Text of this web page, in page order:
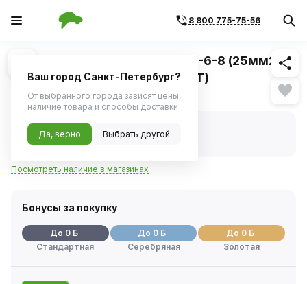
8 800 775-75-56
1/1 Похожие
Клемма под болт М6 ТМЛ 25-6-8 (25мм2 -
F6мм) ГОСТ 7386-80 (REXANT)
Нет в наличии
Нет в наличии
Код товара:227681
Артикул:075312
Посмотреть наличие в магазинах
Бонусы за покупку
До 0 Б
Стандартная
До 0 Б
Серебряная
До 0 Б
Золотая
Ваш город Санкт-Петербург?
От выбранного города зависят цены,
наличие товара и способы доставки
Да, верно Выбрать другой